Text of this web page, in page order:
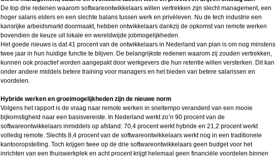
De top drie redenen waarom softwareontwikkelaars willen vertrekken zijn slecht management, een
hoger salaris elders en een slechte balans tussen werk en privéleven. Nu de tech industrie een
kansrijke arbeidsmarkt doormaakt, hebben ontwikkelaars dankzij de opkomst van remote werken
bovendien de keuze uit lokale en wereldwijde jobmogelijkheden.
Het goede nieuws is dat 41 procent van de ontwikkelaars in Nederland van plan is om nog minstens
twee jaar in hun huidige functie te blijven. De belangrijkste redenen waarom zij zouden vertrekken,
kunnen ook proactief worden aangepakt door werkgevers die hun retentie willen versterken. Dit kan
onder andere middels betere training voor managers en het bieden van betere salarissen en
voordelen.
Hybride werken en groeimogelijkheden zijn de nieuwe norm
Volgens het rapport is de vraag naar remote werken in sneltempo veranderd van een mooie
bijkomstigheid naar een basisvereiste. In Nederland werkt zo’n 90 procent van de
softwareontwikkelaars inmiddels op afstand: 70,4 procent werkt hybride en 21,2 procent werkt
volledig remote. Slechts 8,4 procent van de softwareontwikkelaars werkt nog in een traditionele
kantooropstelling. Toch krijgen twee op de drie softwareontwikkelaars geen budget voor het
inrichten van een thuiswerkplek en acht procent krijgt helemaal geen financiële voordelen binnen